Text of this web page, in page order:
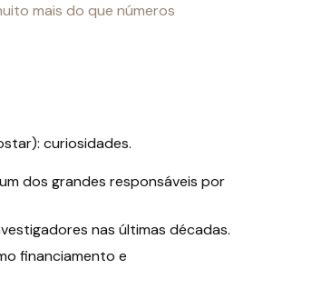
mais do que números
curiosidades.
dos grandes responsáveis por
nas últimas décadas.
financiamento e